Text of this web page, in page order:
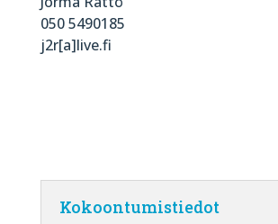
050 5490185
j2r[a]live.fi
Kokoontumistiedot